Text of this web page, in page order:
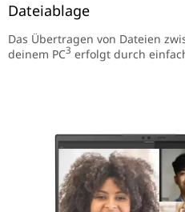
Dateiablage
Das Übertragen von Dateien
deinem PC3 erfolgt durch